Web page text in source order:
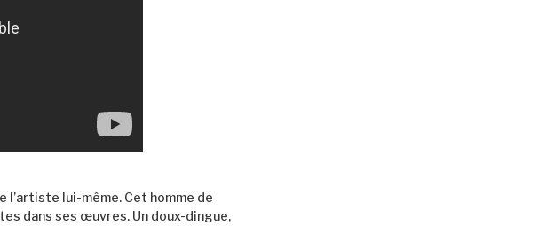
l’artiste lui-même. Cet homme de
dans ses œuvres. Un doux-dingue,